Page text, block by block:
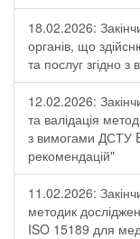
18.02.2026:
органів, що
та послуг згідно
12.02.2026:
та валідація
з вимогами ДСТУ
рекомендацій"
11.02.2026:
методик
ISO 15189 для